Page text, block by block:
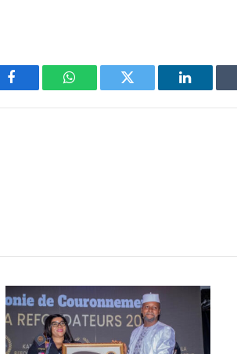
Facebook WhatsAppTwitter LinkedIn